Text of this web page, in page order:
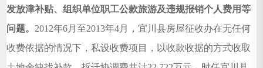
发放津补贴、组织单位职工公款旅游及违规报销个人费用等
问题。 2012年6月至2013年4月，宜川县房屋征收办在无任何
收费依据的情况下，私设收费项目，以收款收据的方式收取